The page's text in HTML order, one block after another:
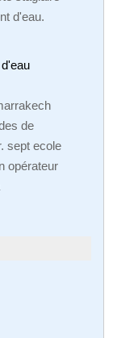
d'eau.
de
sept ecole
opérateur